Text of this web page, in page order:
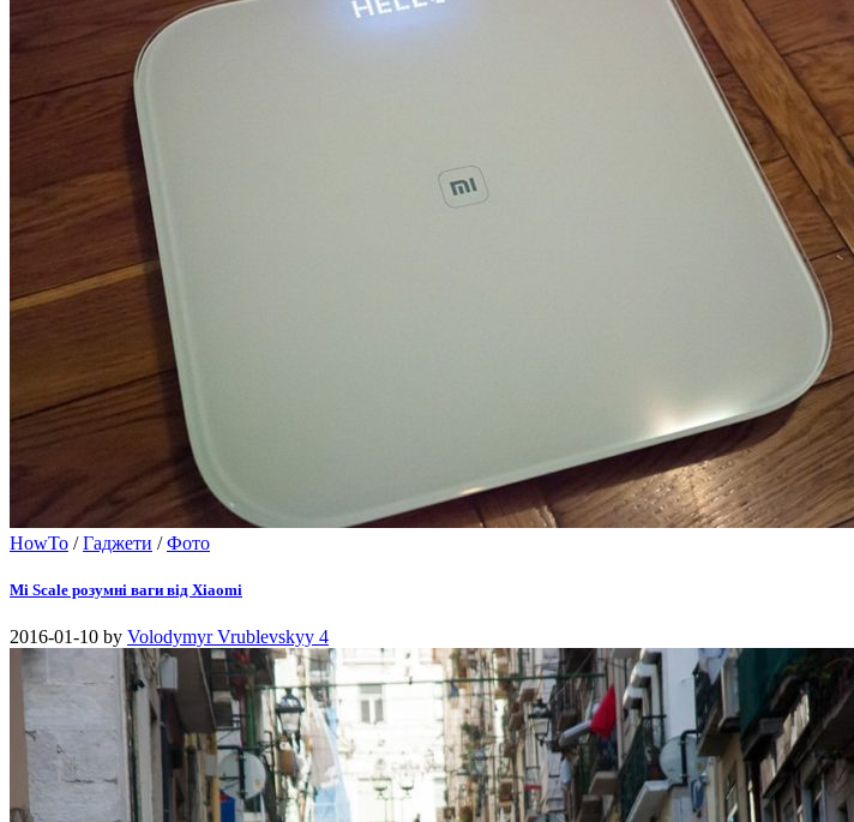
HowTo /Гаджети /Фото
Mi Scale розумні ваги від Xiaomi
2016-01-10 by Volodymyr Vrublevskyy 4